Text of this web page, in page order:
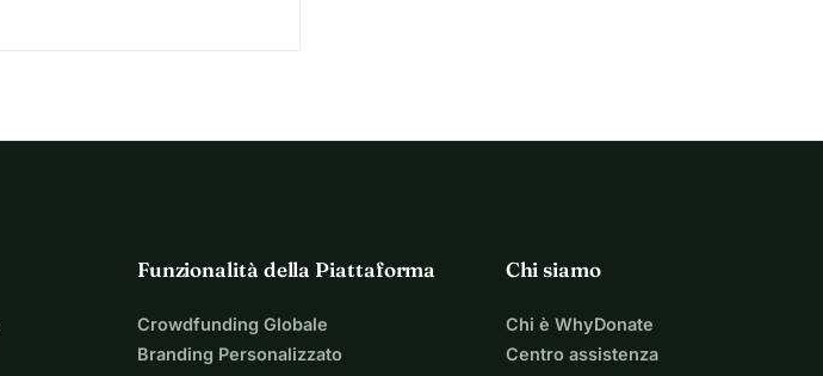
Funzionalità della Piattaforma
Crowdfunding Globale
Branding Personalizzato
Chi siamo
Chi è WhyDonate
Centro assistenza